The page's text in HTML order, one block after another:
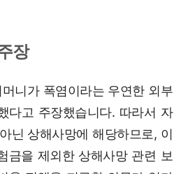
장
니가 폭염이라는 우연한 외부
다고 주장했습니다. 따라서 자
닌 상해사망에 해당하므로, 이
금을 제외한 상해사망 관련 보